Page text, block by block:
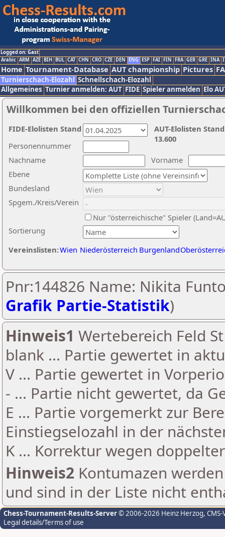
Logged on: Gast
Arabic ARM AZE BIH BUL CAT CHN CRO CZE DEN ENG ESP FAI FIN FRA GER GRE INA
Home Tournament-Database AUT championship Pictures
Turnierschach-Elozahl Schnellschach-Elozahl
Allgemeines Turnier anmelden: AUT FIDE Spieler anmelden Elo
Willkommen bei den offiziellen
Nachname
Vorname
Ebene
Sortierung
Personennummer
Bundesland
Spgem./Kreis/Verein
Nur "österreichische" Spieler
Vereinslisten:Wien Niederösterreich Burgenland
AUT-Elolisten
13.600
FIDE-Elolisten Stand
Pnr:144826 Name: Nikita
Grafik Partie-Statistik)
Hinweis1 Wertebereich Feld
blank ... Partie gewertet in
V ... Partie gewertet in
- ... Partie nicht gewertet, da
E ... Partie vorgemerkt zur
Einstiegselozahl in der
K ... Korrektur wegen
Hinweis2 Kontumazen
und sind in der Liste nicht
Chess-Tournament-Results-Server© 2006-2026 Heinz Herzog,
Legal details/Terms of use